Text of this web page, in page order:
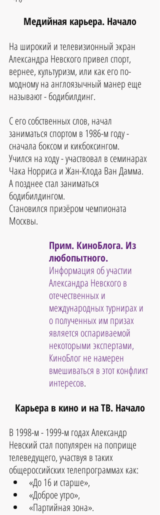
Медийная карьера. Начало
На широкий и телевизионный экран
Александра Невского привел спорт,
вернее, культуризм, или как его по-
модному на англоязычный манер еще
называют - бодибилдинг.
С его собственных слов, начал
заниматься спортом в 1986-м году -
сначала боксом и кикбоксингом.
Учился на ходу - участвовал в семинарах
Чака Норриса и Жан-Клода Ван Дамма.
А позднее стал заниматься
бодибилдингом.
Становился призёром чемпионата
Москвы.
Прим. КиноБлога. Из
любопытного.
Информация об участии
Александра Невского в
отечественных и
международных турнирах и
о полученных им призах
является оспариваемой
некоторыми экспертами,
КиноБлог не намерен
вмешиваться в этот конфликт
интересов.
Карьера в кино и на ТВ. Начало
В 1998-м - 1999-м годах Александр
Невский стал популярен на поприще
телеведущего, участвуя в таких
общероссийских телепрограммах как:
«До 16 и старше»,
«Доброе утро»,
«Партийная зона».